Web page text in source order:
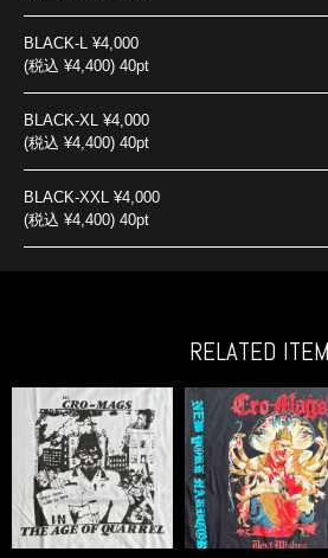
BLACK-L ¥4,000
(税込 ¥4,400) 40pt
BLACK-XL ¥4,000
(税込 ¥4,400) 40pt
BLACK-XXL ¥4,000
(税込 ¥4,400) 40pt
RELATED